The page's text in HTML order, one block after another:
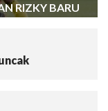
RIZKY BARU